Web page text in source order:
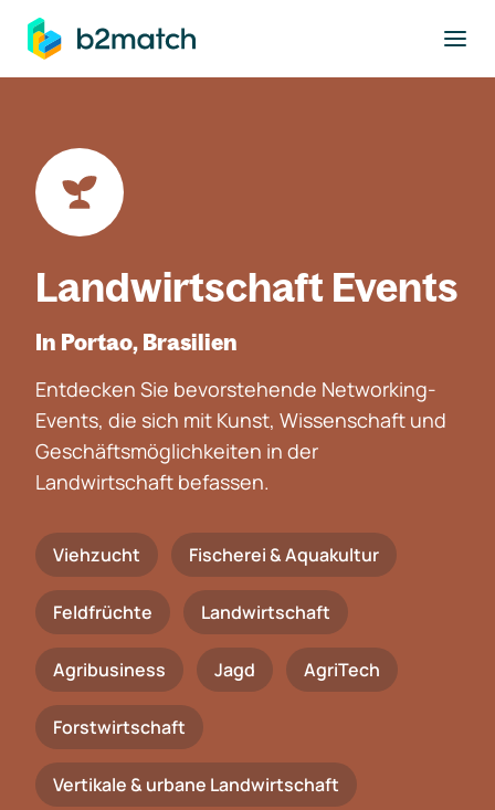
springen
Landwirtschaft Events
In Portao, Brasilien
Entdecken Sie bevorstehende Networking-
Events, die sich mit Kunst, Wissenschaft und
Geschäftsmöglichkeiten in der
Landwirtschaft befassen.
Viehzucht Fischerei & Aquakultur
Feldfrüchte Landwirtschaft
Agribusiness Jagd AgriTech
Forstwirtschaft
Vertikale & urbane Landwirtschaft